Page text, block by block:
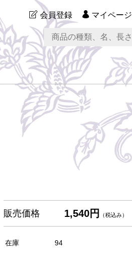
会員登録 マイページ
販売価格 1,540円 （税込み）
在庫 94